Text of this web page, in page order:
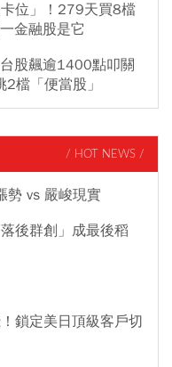
位」！279天買8檔
金融股是它
股飆逾1400點叩關
檔「便當股」
/ HOT NEWS /
勢 vs 嚴峻現實
後群創」成最後稻
鎖定美日頂級客戶切